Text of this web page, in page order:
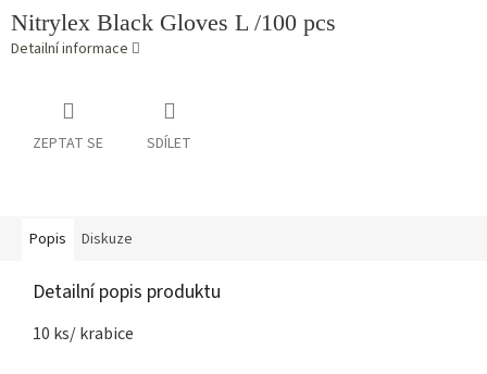
Nitrylex Black Gloves L /100 pcs
Detailní informace
ZEPTAT SE SDÍLET
Popis Diskuze
Detailní popis produktu
10 ks/ krabice